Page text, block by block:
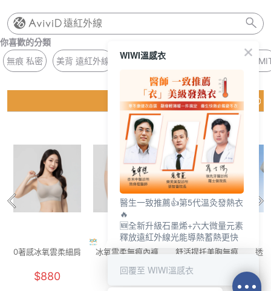
遠紅外線
你喜歡的分類
無痕 私密
美背 遠紅外線 吸濕排汗 枕套 口罩
猜你喜歡
0著感冰氧雲柔細肩
$880
冰氧雲柔無痕內褲
(燕麥奶 F)
$250
舒活提托美胸無痕
內衣(清新綠 女M-
透
WIWI溫感衣
醫生一致推薦👍第5代溫灸發熱衣
🔥
🆕全新升級石墨烯+六大微量元素
釋放遠紅外線光能導熱蓄熱更快
回覆至 WIWI溫感衣